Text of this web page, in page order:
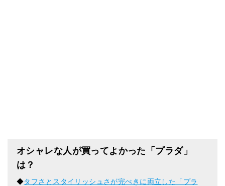
オシャレな人が買ってよかった「プラダ」
は？
◆タフさとスタイリッシュさが完ぺきに両立した「プラ